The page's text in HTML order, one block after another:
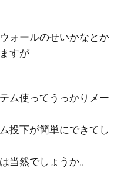
ォールのせいかなとか
すが
ム使ってうっかりメー
投下が簡単にできてし
当然でしょうか。